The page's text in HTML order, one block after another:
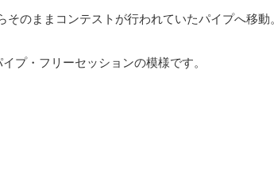
のままコンテストが行われていたパイプへ移動。
プ・フリーセッションの模様です。